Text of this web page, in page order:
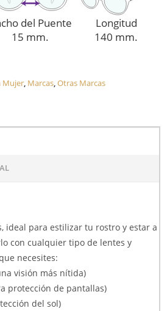
del Puente
15 mm.
Longitud
140 mm.
Mujer, Marcas,Otras Marcas
ideal para estilizar tu rostro y estar a
con cualquier tipo de lentes y
necesites:
visión más nítida)
protección de pantallas)
del sol)